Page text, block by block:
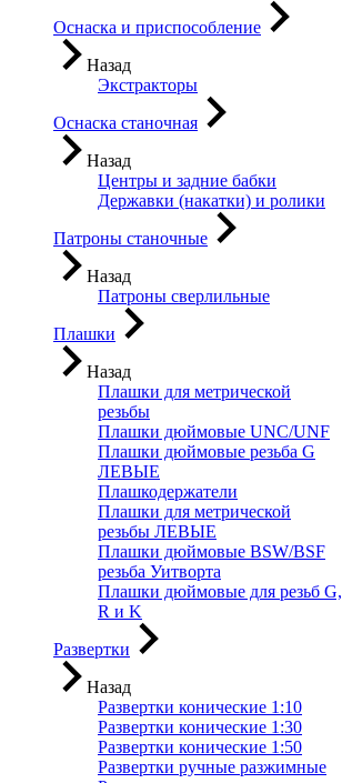
Оснаска и приспособление
Назад
Экстракторы
Оснаска станочная
Назад
Центры и задние бабки
Державки (накатки) и ролики
Патроны станочные
Назад
Патроны сверлильные
Плашки
Назад
Плашки для метрической
резьбы
Плашки дюймовые UNC/UNF
Плашки дюймовые резьба G
ЛЕВЫЕ
Плашкодержатели
Плашки для метрической
резьбы ЛЕВЫЕ
Плашки дюймовые BSW/BSF
резьба Уитворта
Плашки дюймовые для резьб G,
R и K
Развертки
Назад
Развертки конические 1:10
Развертки конические 1:30
Развертки конические 1:50
Развертки ручные разжимные